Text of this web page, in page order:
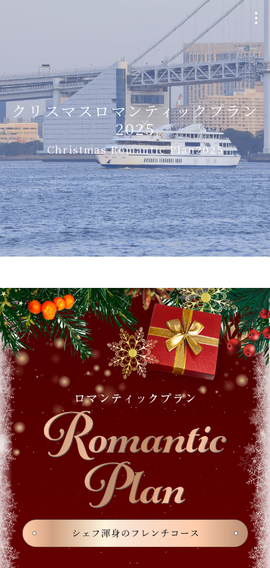
クルージングプラン
Plan
個室貸切・チャーター
Charter
ウェディング
Wedding
船・航路について
Ship
お問い合わせ
Contact
Reservation
Contact
クリスマスロマンティックプラン
2025
Christmas Romantic Plan2025